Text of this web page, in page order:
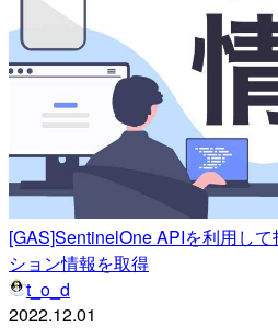
[GAS]SentinelOne APIを利用し
ション情報を取得
t_o_d
2022.12.01